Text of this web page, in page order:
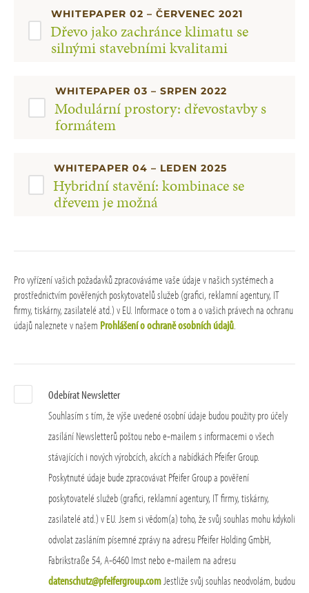
WHITEPAPER 02 – ČERVENEC 2021
Dřevo jako zachránce klimatu se
silnými stavebními kvalitami
WHITEPAPER 03 – SRPEN 2022
Modulární prostory: dřevostavby s
formátem
WHITEPAPER 04 – LEDEN 2025
Hybridní stavění: kombinace se
dřevem je možná
Pro vyřízení vašich požadavků zpracováváme vaše údaje v našich systémech a
prostřednictvím pověřených poskytovatelů služeb (grafici, reklamní agentury, IT
firmy, tiskárny, zasilatelé atd.) v EU. Informace o tom a o vašich právech na ochranu
údajů naleznete v našem Prohlášení o ochraně osobních údajů
Odebírat Newsletter
Souhlasím s tím, že výše uvedené osobní údaje budou použity pro účely
zasílání Newsletterů poštou nebo e-mailem s informacemi o všech
stávajících i nových výrobcích, akcích a nabídkách Pfeifer Group.
Poskytnuté údaje bude zpracovávat Pfeifer Group a pověření
poskytovatelé služeb (grafici, reklamní agentury, IT firmy, tiskárny,
zasilatelé atd.) v EU. Jsem si vědom(a) toho, že svůj souhlas mohu kdykoli
odvolat zasláním písemné zprávy na adresu Pfeifer Holding GmbH,
Fabrikstraße 54, A-6460 Imst nebo e-mailem na adresu
datenschutz@pfeifergroup.comJestliže svůj souhlas neodvolám, budou